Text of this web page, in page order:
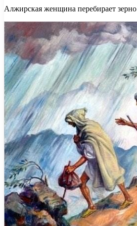
Алжирская женщина перебирает зерно